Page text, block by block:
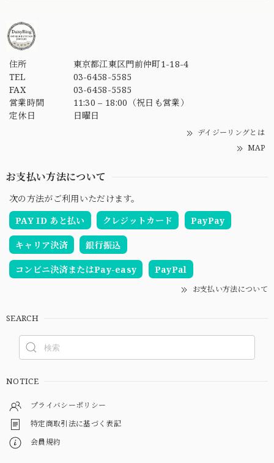
住所
東京都江東区門前仲町1-18-4
TEL
03-6458-5585
FAX
03-6458-5585
営業時間
11:30 – 18:00（祝日も営業）
定休日
日曜日
デイジーリングとは
MAP
お支払い方法について
次の方法がご利用いただけます。
PAY ID あと払い
クレジットカード PayPay
キャリア決済 銀行振込
コンビニ決済またはPay-easy PayPal
お支払い方法について
SEARCH
NOTICE
プライバシーポリシー
特定商取引法に基づく表記
会員規約